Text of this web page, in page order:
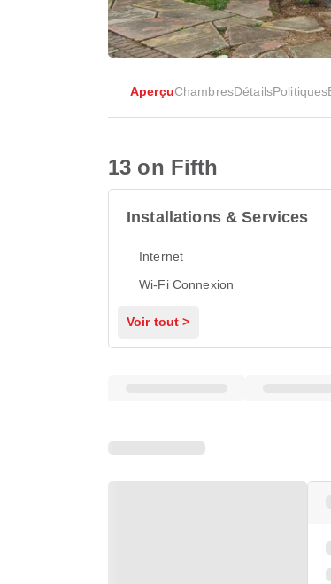
AperçuChambresDétailsPolitiques
13 on Fifth
Installations & Services
Internet
Wi-Fi Connexion
Voir tout >